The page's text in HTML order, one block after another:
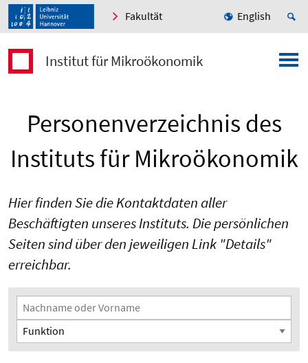
Fakultät English
Institut für Mikroökonomik
Personenverzeichnis des
Instituts für Mikroökonomik
Hier finden Sie die Kontaktdaten aller
Beschäftigten unseres Instituts. Die persönlichen
Seiten sind über den jeweiligen Link "Details"
erreichbar.
Suchfilter
Nachname oder Vorname
Funktion